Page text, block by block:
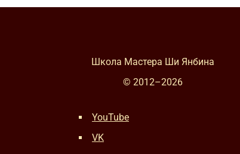
Школа Мастера Ши Янбина
© 2012–2026
YouTube
VK